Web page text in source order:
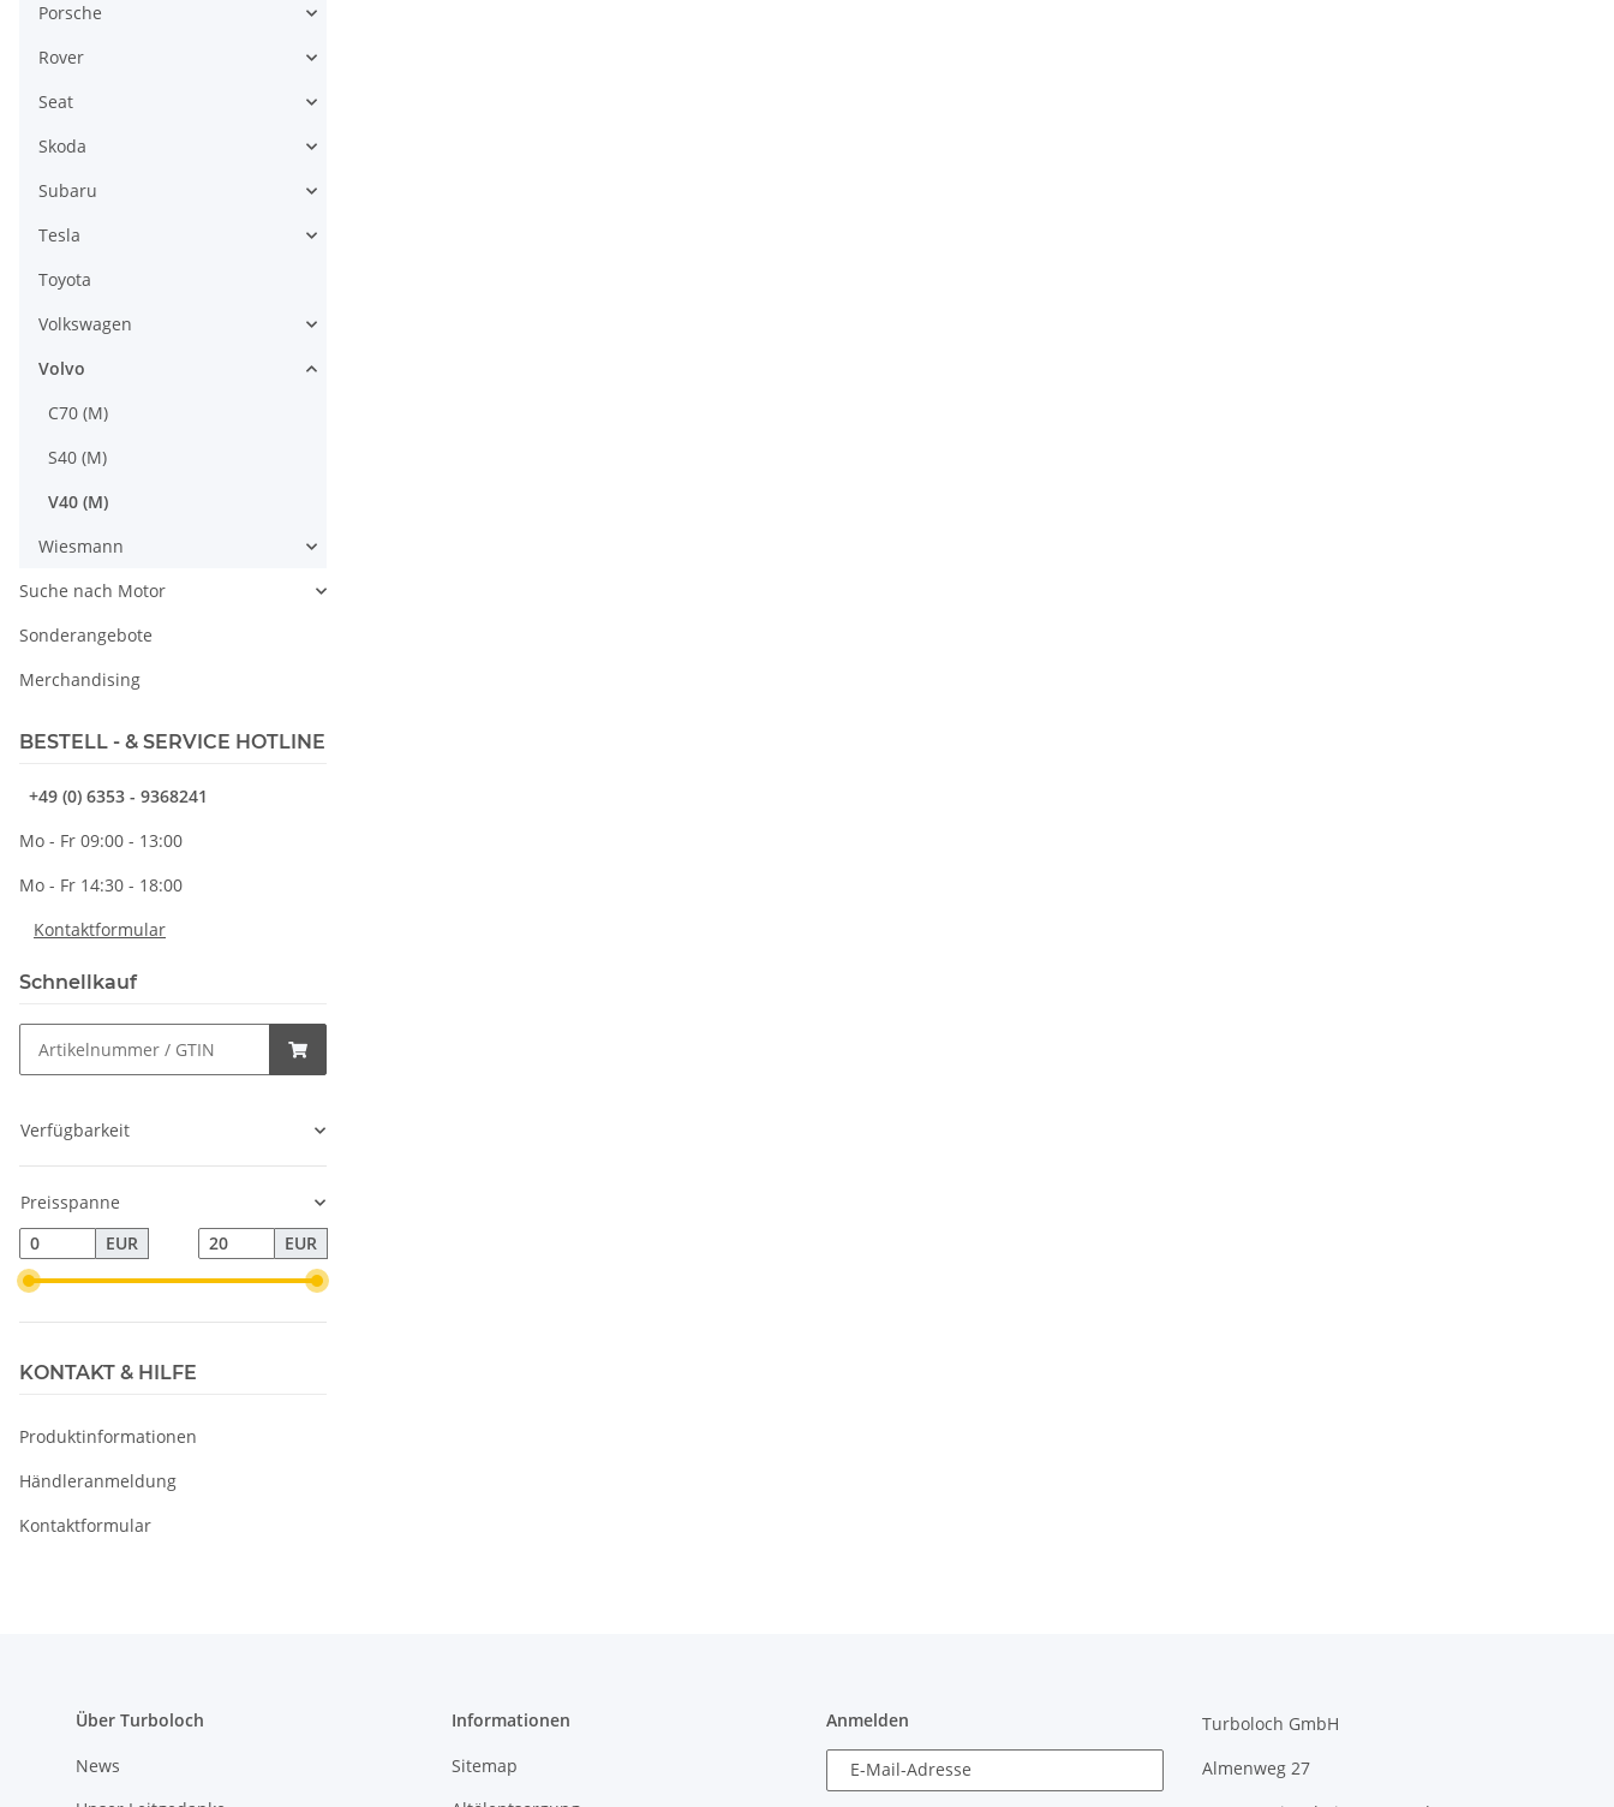
Porsche
Rover
Seat
Skoda
Subaru
Tesla
Toyota
Volkswagen
Volvo
C70 (M)
S40 (M)
V40 (M)
Wiesmann
Suche nach Motor
Sonderangebote
Merchandising
BESTELL - & SERVICE HOTLINE
+49 (0) 6353 - 9368241
Mo - Fr 09:00 - 13:00
Mo - Fr 14:30 - 18:00
Kontaktformular
Schnellkauf
Verfügbarkeit
Preisspanne
EUR
EUR
KONTAKT & HILFE
Produktinformationen
Händleranmeldung
Kontaktformular
Über Turboloch
News
Informationen
Sitemap
Anmelden
E-Mail-Adresse
Turboloch GmbH
Almenweg 27